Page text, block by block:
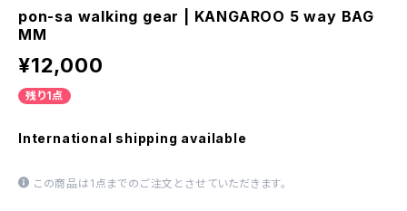
pon-sa walking gear | KANGAROO 5 way BAG
MM
¥12,000
残り1点
International shipping available
この商品は1点までのご注文とさせていただきます。